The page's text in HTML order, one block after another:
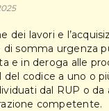
dei lavori e
somma urgenza
e in deroga alle
del codice a uno o
dal RUP o da
competente.